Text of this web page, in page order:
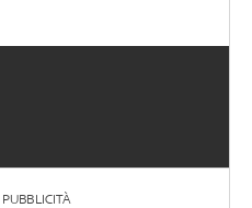
PUBBLICITÀ